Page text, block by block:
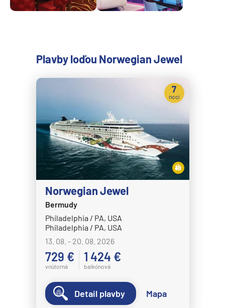
Plavby loďou Norwegian Jewel
Norwegian Jewel
Bermudy
Philadelphia / PA, USA
Philadelphia / PA, USA
13. 08. - 20. 08. 2026
729 €
vnútorná
1 424 €
balkónová
7
nocí
Detail plavby Mapa